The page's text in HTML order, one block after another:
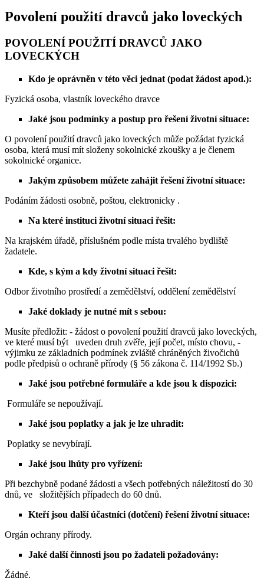
Povolení použití dravců jako loveckých
POVOLENÍ POUŽITÍ DRAVCŮ JAKO
LOVECKÝCH
Kdo je oprávněn v této věci jednat (podat žádost apod.):
Fyzická osoba, vlastník loveckého dravce
Jaké jsou podmínky a postup pro řešení životní situace:
O povolení použití dravců jako loveckých může požádat fyzická
osoba, která musí mít složeny sokolnické zkoušky a je členem
sokolnické organice.
Jakým způsobem můžete zahájit řešení životní situace:
Podáním žádosti osobně, poštou, elektronicky .
Na které instituci životní situaci řešit:
Na krajském úřadě, příslušném podle místa trvalého bydliště
žadatele.
Kde, s kým a kdy životní situaci řešit:
Odbor životního prostředí a zemědělství, oddělení zemědělství
Jaké doklady je nutné mít s sebou:
Musíte předložit: - žádost o povolení použití dravců jako loveckých,
ve které musí být uveden druh zvěře, její počet, místo chovu, -
výjimku ze základních podmínek zvláště chráněných živočichů
podle předpisů o ochraně přírody (§ 56 zákona č. 114/1992 Sb.)
Jaké jsou potřebné formuláře a kde jsou k dispozici:
Formuláře se nepoužívají.
Jaké jsou poplatky a jak je lze uhradit:
Poplatky se nevybírají.
Jaké jsou lhůty pro vyřízení:
Při bezchybně podané žádosti a všech potřebných náležitostí do 30
dnů, ve složitějších případech do 60 dnů.
Kteří jsou další účastníci (dotčení) řešení životní situace:
Orgán ochrany přírody.
Jaké další činnosti jsou po žadateli požadovány:
Žádné.